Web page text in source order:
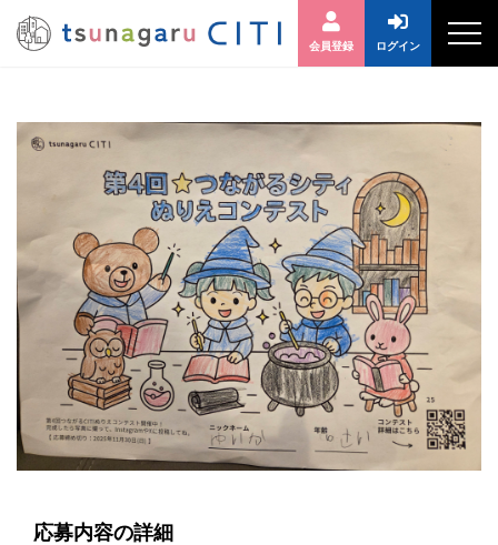
会員登録 ログイン
応募内容の詳細